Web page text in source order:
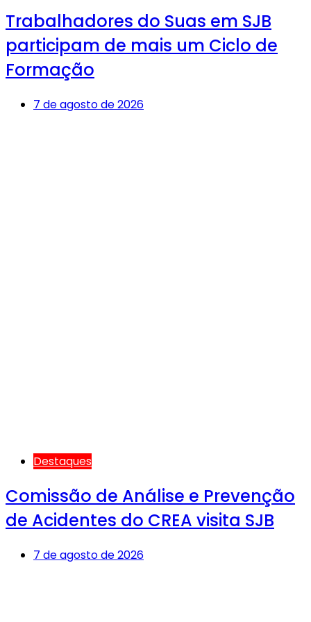
Trabalhadores do Suas em SJB
participam de mais um Ciclo de
Formação
7 de agosto de 2026
Destaques
Comissão de Análise e Prevenção
de Acidentes do CREA visita SJB
7 de agosto de 2026